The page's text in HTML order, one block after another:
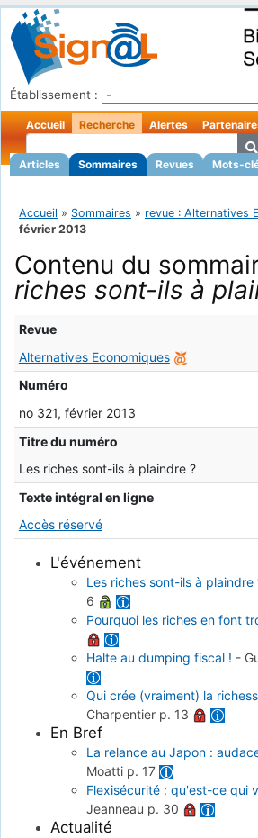
Établissement :
Accueil Recherche
Articles Sommaires Revues Mots-
Alertes
Accueil » Sommaires » revue : Alternatives
février 2013
Contenu du
riches sont-ils à
Revue
Alternatives Economiques
Numéro
no 321, février 2013
Titre du numéro
Les riches sont-ils à plaindre ?
Texte intégral en ligne
Accès réservé
L'événement
Les riches sont-ils à plaindre
6
Pourquoi les riches en font
Halte au dumping fiscal ! -
Qui crée (vraiment) la
Charpentier p. 13
En Bref
La relance au Japon :
Moatti p. 17
Flexisécurité : qu'est-ce qui
Jeanneau p. 30
Actualité